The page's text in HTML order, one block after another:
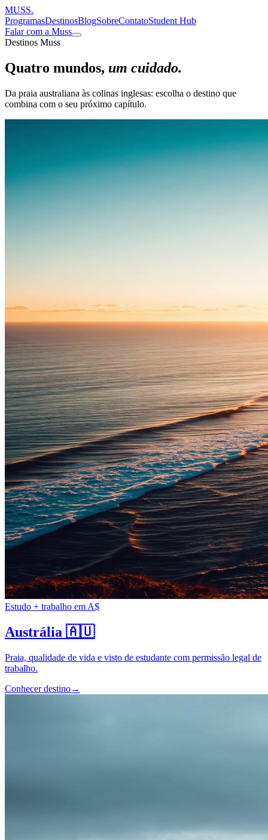
MUSS.
ProgramasDestinosBlogSobreContatoStudent Hub
Falar com a Muss
Destinos Muss
Quatro mundos, um cuidado.
Da praia australiana às colinas inglesas: escolha o destino que
combina com o seu próximo capítulo.
Estudo + trabalho em A$
Austrália 🇦🇺
Praia, qualidade de vida e visto de estudante com permissão legal de
trabalho.
Conhecer destino→